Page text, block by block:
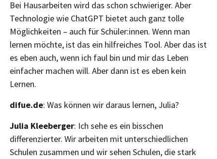
Bei Hausarbeiten wird das schon schwieriger. Aber
Technologie wie ChatGPT bietet auch ganz tolle
Möglichkeiten – auch für Schüler:innen. Wenn man
lernen möchte, ist das ein hilfreiches Tool. Aber das ist
es eben auch, wenn ich faul bin und mir das Leben
einfacher machen will. Aber dann ist es eben kein
Lernen.
difue.de: Was können wir daraus lernen, Julia?
Julia Kleeberger: Ich sehe es ein bisschen
differenzierter. Wir arbeiten mit unterschiedlichen
Schulen zusammen und wir sehen Schulen, die stark